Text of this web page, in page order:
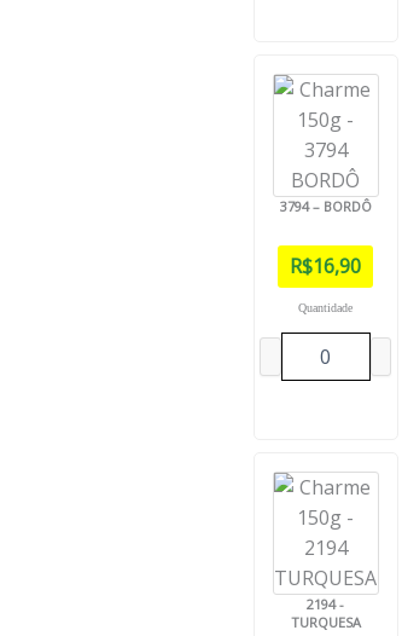
3794 – BORDÔ
R$16,90
Quantidade
2194 -
TURQUESA